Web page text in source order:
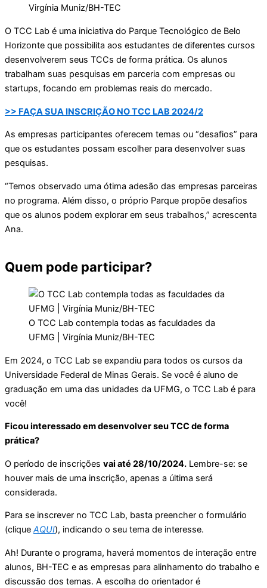
Virgínia Muniz/BH-TEC
O TCC Lab é uma iniciativa do Parque Tecnológico de Belo
Horizonte que possibilita aos estudantes de diferentes cursos
desenvolverem seus TCCs de forma prática. Os alunos
trabalham suas pesquisas em parceria com empresas ou
startups, focando em problemas reais do mercado.
>> FAÇA SUA INSCRIÇÃO NO TCC LAB 2024/2
As empresas participantes oferecem temas ou “desafios” para
que os estudantes possam escolher para desenvolver suas
pesquisas.
“Temos observado uma ótima adesão das empresas parceiras
no programa. Além disso, o próprio Parque propõe desafios
que os alunos podem explorar em seus trabalhos,” acrescenta
Ana.
Quem pode participar?
O TCC Lab contempla todas as faculdades da
UFMG | Virgínia Muniz/BH-TEC
Em 2024, o TCC Lab se expandiu para todos os cursos da
Universidade Federal de Minas Gerais. Se você é aluno de
graduação em uma das unidades da UFMG, o TCC Lab é para
você!
Ficou interessado em desenvolver seu TCC de forma
prática?
O período de inscrições vai até 28/10/2024. Lembre-se: se
houver mais de uma inscrição, apenas a última será
considerada.
Para se inscrever no TCC Lab, basta preencher o formulário
(clique AQUI), indicando o seu tema de interesse.
Ah! Durante o programa, haverá momentos de interação entre
alunos, BH-TEC e as empresas para alinhamento do trabalho e
discussão dos temas. A escolha do orientador é